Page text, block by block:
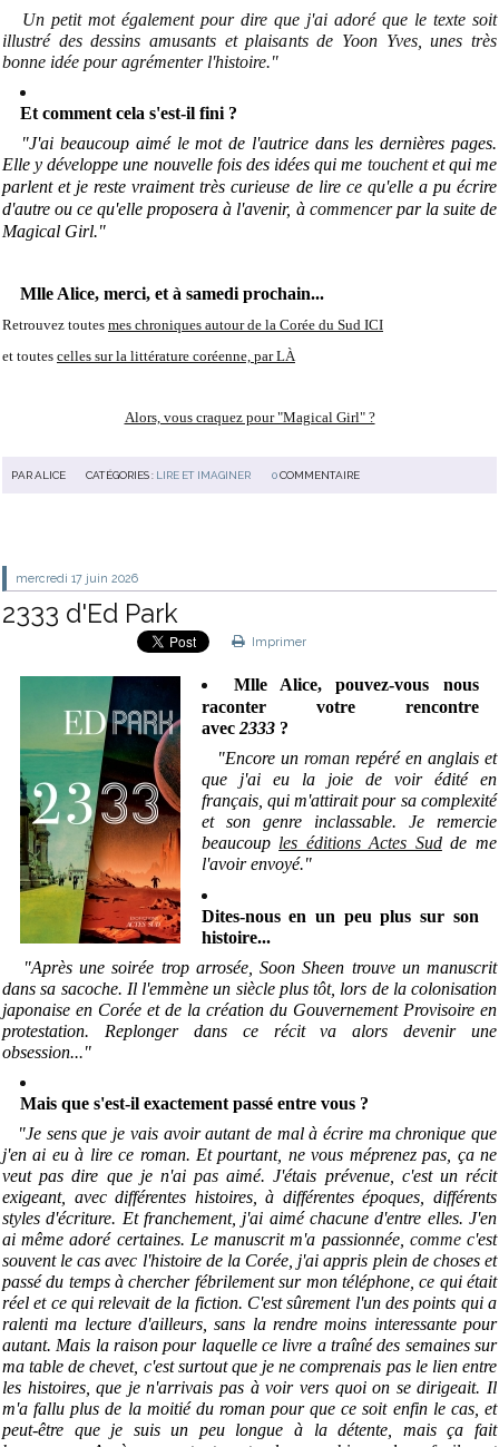
Un petit mot également pour dire que j'ai adoré que le texte soit
illustré des dessins amusants et plaisants de Yoon Yves, unes très
bonne idée pour agrémenter l'histoire."
Et comment cela s'est-il fini ?
"J'ai beaucoup aimé le mot de l'autrice dans les dernières pages.
Elle y développe une nouvelle fois des idées qui me touchentet qui me
parlent et je reste vraiment très curieuse de lire ce qu'elle a pu écrire
d'autre ou ce qu'elle proposera à l'avenir, à commencerpar la suite de
Magical Girl."
Mlle Alice, merci, et à samedi prochain...
Retrouvez toutes mes chroniques autour de la Corée du Sud ICI
et toutes celles sur la littérature coréenne, par LÀ
Alors, vous craquez pour "Magical Girl" ?
PARALICE CATÉGORIES : LIRE ET IMAGINER 0 COMMENTAIRE
mercredi 17 juin 2026
2333 d'Ed Park
Imprimer
Mlle Alice, pouvez-vous nous
raconter votre rencontre
avec 2333 ?
"Encore unroman repéré en anglais et
que j'ai eu la joie de voir édité en
français, qui m'attirait pour sa complexité
et son genre inclassable. Je remercie
beaucoup les éditions Actes Sudde me
l'avoir envoyé."
Dites-nous en un peu plus sur son
histoire...
"Après une soirée trop arrosée, Soon Sheen trouve un manuscrit
dans sa sacoche. Il l'emmène un siècle plus tôt, lors de la colonisation
japonaise en Corée et de la création du Gouvernement Provisoire en
protestation. Replonger dans ce récit va alors devenir une
obsession..."
Mais que s'est-il exactement passé entre vous ?
"Je sens que je vais avoir autant de mal à écrire ma chronique que
j'en ai eu à lire ce roman. Et pourtant, ne vous méprenez pas, ça ne
veut pas dire que je n'ai pas aimé. J'étais prévenue, c'est un récit
exigeant, avec différentes histoires, à différentes époques, différents
styles d'écriture. Et franchement, j'ai aimé chacune d'entre elles. J'en
ai même adoré certaines. Le manuscrit m'a passionnée, commec'est
souvent le cas avec l'histoire de la Corée, j'ai appris plein de choses et
passé du temps à chercher fébrilement sur mon téléphone, ce qui était
réel et ce qui relevait de la fiction. C'est sûrement l'un des points qui a
ralenti ma lecture d'ailleurs, sans la rendre moins interessante pour
autant. Mais la raison pour laquelle ce livre a traîné des semaines sur
ma table de chevet, c'est surtout que je ne comprenais pas le lien entre
les histoires, que je n'arrivais pas à voir vers quoi on se dirigeait. Il
m'a fallu plus de la moitié du roman pour que ce soit enfin le cas, et
peut-être que je suis un peu longue à la détente, mais ça fait